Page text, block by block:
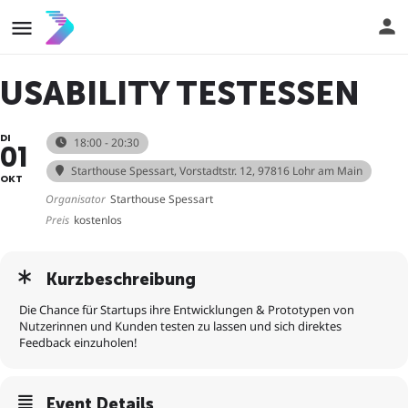
USABILITY TESTESSEN
DI
01
OKT
18:00 - 20:30
Starthouse Spessart, Vorstadtstr. 12, 97816 Lohr am Main
Organisator Starthouse Spessart
Preis kostenlos
Kurzbeschreibung
Die Chance für Startups ihre Entwicklungen & Prototypen von
Nutzerinnen und Kunden testen zu lassen und sich direktes
Feedback einzuholen!